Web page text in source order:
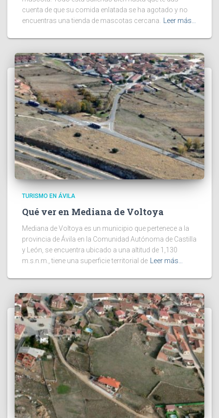
cuenta de que su comida enlatada se ha agotado y no
encuentras una tienda de mascotas cercana.
Leer más…
TURISMO EN ÁVILA
Qué ver en Mediana de Voltoya
Mediana de Voltoya es un municipio que pertenece a la
provincia de Ávila en la Comunidad Autónoma de Castilla
y León, se encuentra ubicado a una altitud de 1,130
m.s.n.m., tiene una superficie territorial de Leer más…